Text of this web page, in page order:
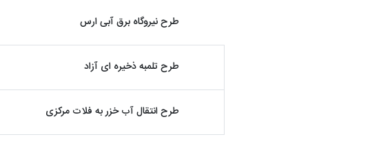
طرح نیروگاه برق آبی ارس
طرح تلمبه ذخیره ای آزاد
طرح انتقال آب خزر به فلات مرکزی